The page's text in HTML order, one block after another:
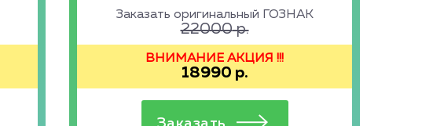
Заказать оригинальный ГОЗНАК
22000р.
ВНИМАНИЕ АКЦИЯ !!!
18990 р.